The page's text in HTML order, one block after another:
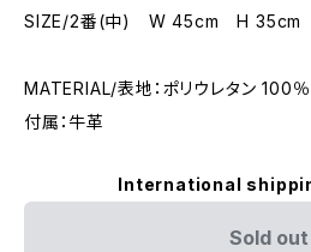
SIZE/2番(中) W 45cm H 35cm
MATERIAL/表地：ポリウレタン
付属：牛革
International
Sold out